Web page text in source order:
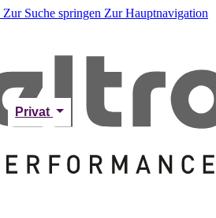
Zur Suche springen Zur Hauptnavigation
Privat